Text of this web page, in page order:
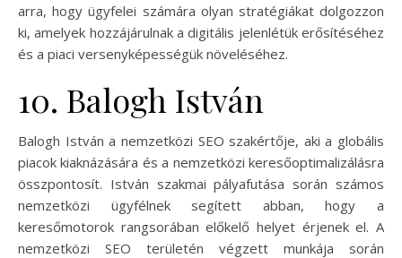
arra, hogy ügyfelei számára olyan stratégiákat dolgozzon
ki, amelyek hozzájárulnak a digitális jelenlétük erősítéséhez
és a piaci versenyképességük növeléséhez.
10. Balogh István
Balogh István a nemzetközi SEO szakértője, aki a globális
piacok kiaknázására és a nemzetközi keresőoptimalizálásra
összpontosít. István szakmai pályafutása során számos
nemzetközi ügyfélnek segített abban, hogy a
keresőmotorok rangsorában előkelő helyet érjenek el. A
nemzetközi SEO területén végzett munkája során